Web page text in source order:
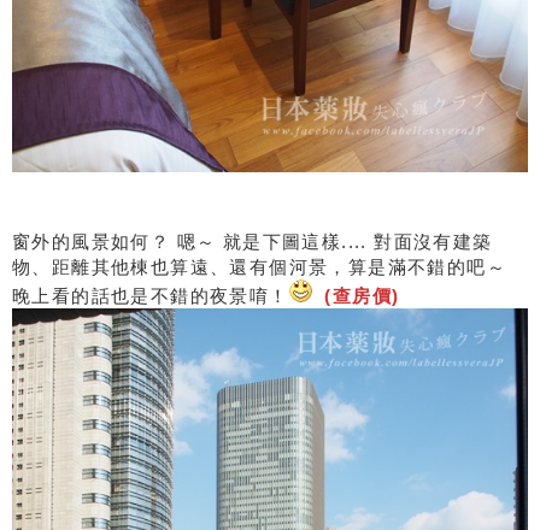
窗外的風景如何？ 嗯～ 就是下圖這樣.... 對面沒有建築
物、距離其他棟也算遠、還有個河景，算是滿不錯的吧～
晚上看的話也是不錯的夜景唷！
(查房價)